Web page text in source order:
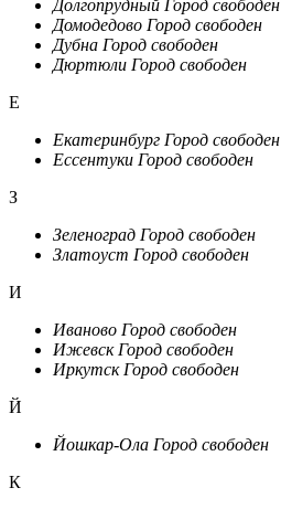
Долгопрудный Город свободен
Домодедово Город свободен
Дубна Город свободен
Дюртюли Город свободен
Е
Екатеринбург Город свободен
Ессентуки Город свободен
З
Зеленоград Город свободен
Златоуст Город свободен
И
Иваново Город свободен
Ижевск Город свободен
Иркутск Город свободен
Й
Йошкар-Ола Город свободен
К